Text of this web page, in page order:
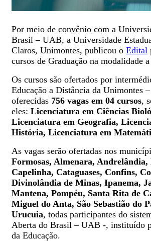
Por meio de convênio com a
Brasil – UAB, a Universidade
Claros, Unimontes, publicou o Edital
cursos de Graduação na modalidade
Os cursos são ofertados por
Educação a Distância da Unimontes
oferecidas 756 vagas em 04 cursos,
eles: Licenciatura em Ciências
Licenciatura em Geografia,
História, Licenciatura em
As vagas serão ofertadas nos
Formosas, Almenara,
Capelinha, Cataguases, Confins,
Divinolândia de Minas, Ipanema,
Mantena, Pompéu, Santa Rita de
Miguel do Anta, São Sebastião do
Urucuia, todas participantes do
Aberta do Brasil – UAB -, instituído
da Educação.